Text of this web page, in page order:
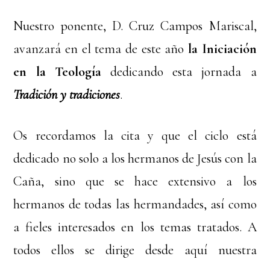
Nuestro ponente, D. Cruz Campos Mariscal,
avanzará en el tema de este año la Iniciación
en la Teología dedicando esta jornada a
Tradición y tradiciones.
Os recordamos la cita y que el ciclo está
dedicado no solo a los hermanos de Jesús con la
Caña, sino que se hace extensivo a los
hermanos de todas las hermandades, así como
a fieles interesados en los temas tratados. A
todos ellos se dirige desde aquí nuestra